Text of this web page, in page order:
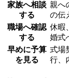
家族へ相談
する
親へ
の伝
職場へ確認
する
休暇
婚式
早めに予算
を見る
式場
行、